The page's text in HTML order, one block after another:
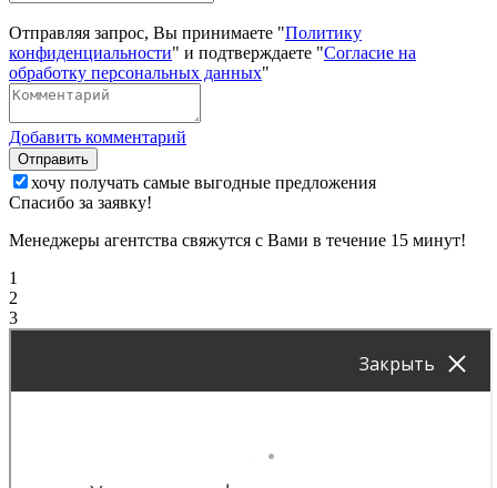
Отправляя запрос, Вы принимаете "Политику
конфиденциальности" и подтверждаете "Согласие на
обработку персональных данных"
Добавить комментарий
Отправить
хочу получать самые выгодные предложения
Спасибо за заявку!
Менеджеры агентства свяжутся с Вами в течение 15 минут!
1
2
3